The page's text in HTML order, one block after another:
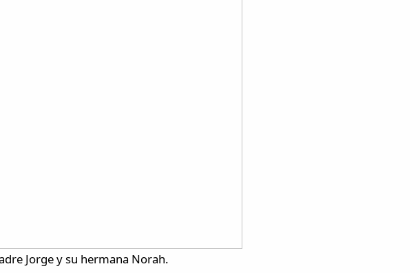
Jorge y su hermana Norah.